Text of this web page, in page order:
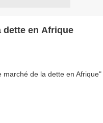
dette en Afrique